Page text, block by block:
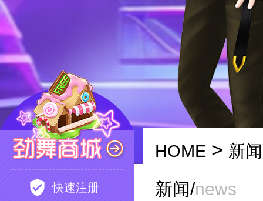
快速注册
HOME > 新闻
新闻/news